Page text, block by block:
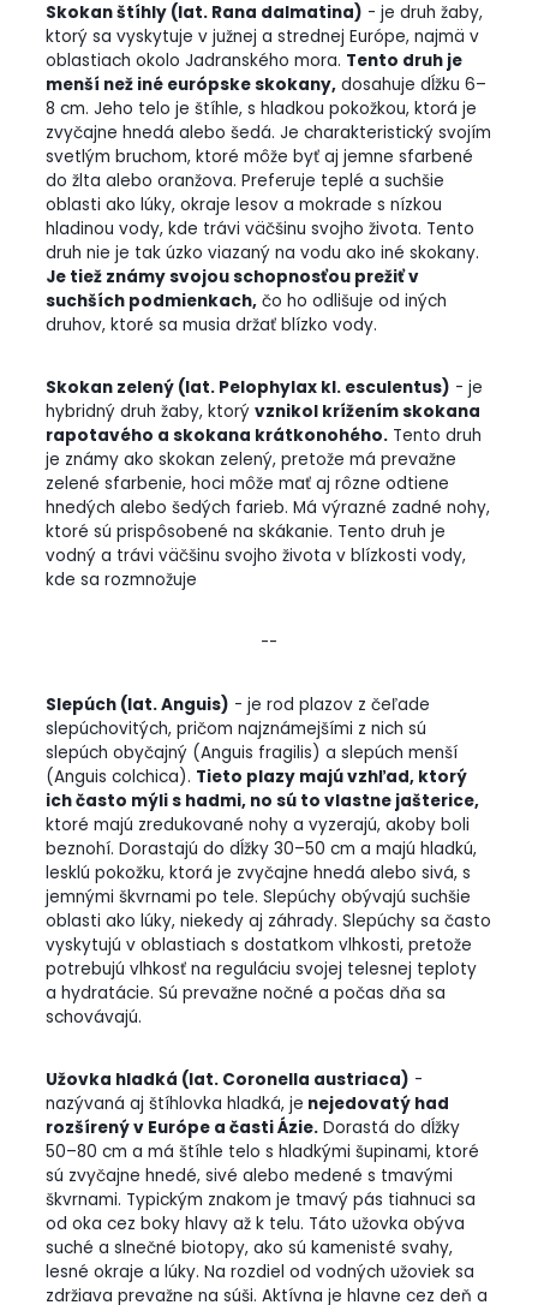
Skokan štíhly (lat. Rana dalmatina) - je druh žaby,
ktorý sa vyskytuje v južnej a strednej Európe, najmä v
oblastiach okolo Jadranského mora. Tento druh je
menší než iné európske skokany, dosahuje dĺžku 6–
8 cm. Jeho telo je štíhle, s hladkou pokožkou, ktorá je
zvyčajne hnedá alebo šedá. Je charakteristický svojím
svetlým bruchom, ktoré môže byť aj jemne sfarbené
do žlta alebo oranžova. Preferuje teplé a suchšie
oblasti ako lúky, okraje lesov a mokrade s nízkou
hladinou vody, kde trávi väčšinu svojho života. Tento
druh nie je tak úzko viazaný na vodu ako iné skokany.
Je tiež známy svojou schopnosťou prežiť v
suchších podmienkach, čo ho odlišuje od iných
druhov, ktoré sa musia držať blízko vody.
Skokan zelený (lat. Pelophylax kl. esculentus) - je
hybridný druh žaby, ktorývznikol krížením skokana
rapotavého a skokana krátkonohého. Tento druh
je známy ako skokan zelený, pretože má prevažne
zelené sfarbenie, hoci môže mať aj rôzne odtiene
hnedých alebo šedých farieb. Má výrazné zadné nohy,
ktoré sú prispôsobené na skákanie. Tento druh je
vodný a trávi väčšinu svojho života v blízkosti vody,
kde sa rozmnožuje
--
Slepúch (lat. Anguis) - je rod plazov z čeľade
slepúchovitých, pričom najznámejšími z nich sú
slepúch obyčajný (Anguis fragilis) a slepúch menší
(Anguis colchica). Tieto plazy majú vzhľad, ktorý
ich často mýli s hadmi, no sú to vlastne jašterice,
ktoré majú zredukované nohy a vyzerajú, akoby boli
beznohí. Dorastajú do dĺžky 30–50 cm a majú hladkú,
lesklú pokožku, ktorá je zvyčajne hnedá alebo sivá, s
jemnými škvrnami po tele. Slepúchy obývajú suchšie
oblasti ako lúky, niekedy aj záhrady. Slepúchy sa často
vyskytujú v oblastiach s dostatkom vlhkosti, pretože
potrebujú vlhkosť na reguláciu svojej telesnej teploty
a hydratácie. Sú prevažne nočné a počas dňa sa
schovávajú.
Užovka hladká (lat. Coronella austriaca) -
nazývaná aj štíhlovka hladká, je nejedovatý had
rozšírený v Európe a časti Ázie. Dorastá do dĺžky
50–80 cm a má štíhle telo s hladkými šupinami, ktoré
sú zvyčajne hnedé, sivé alebo medené s tmavými
škvrnami. Typickým znakom je tmavý pás tiahnuci sa
od oka cez boky hlavy až k telu. Táto užovka obýva
suché a slnečné biotopy, ako sú kamenisté svahy,
lesné okraje a lúky. Na rozdiel od vodných užoviek sa
zdržiava prevažne na súši. Aktívna je hlavne cez deň a